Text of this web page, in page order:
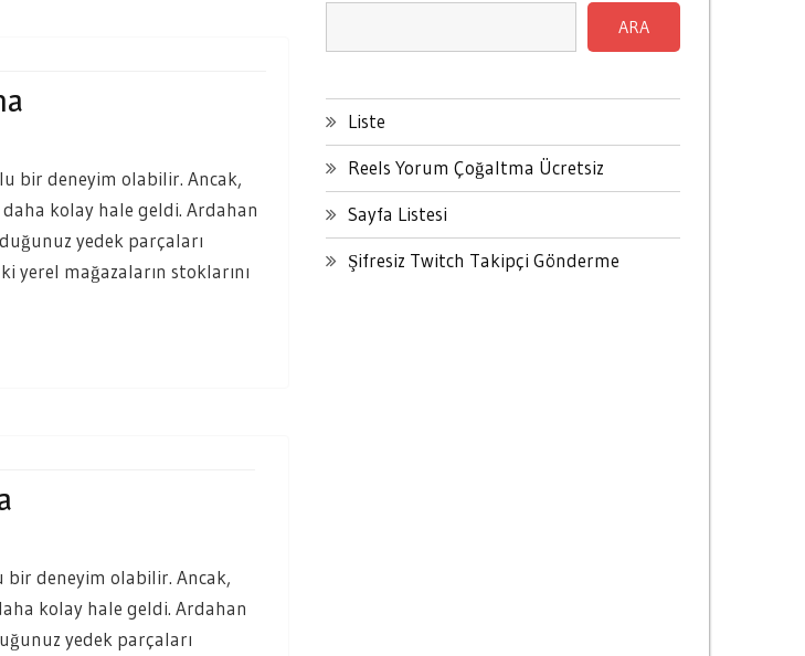
bir deneyim olabilir. Ancak,
kolay hale geldi. Ardahan
yedek parçaları
mağazaların stoklarını
bir deneyim olabilir. Ancak,
kolay hale geldi. Ardahan
yedek parçaları
ARA
Liste
Reels Yorum Çoğaltma Ücretsiz
Sayfa Listesi
Şifresiz Twitch Takipçi Gönderme